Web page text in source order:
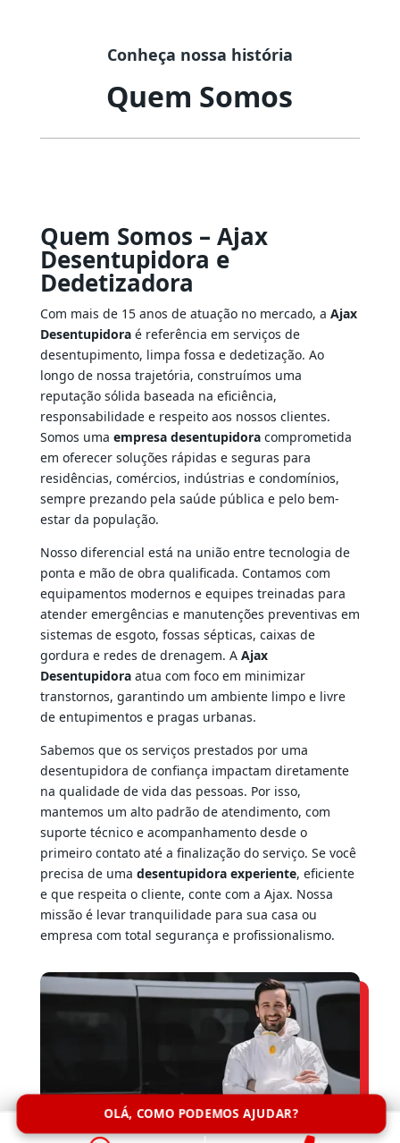
Quem Somos
Conheça nossa história
Quem Somos – Ajax
Desentupidora e
Dedetizadora
Com mais de 15 anos de atuação no mercado, a Ajax
Desentupidoraé referência em serviços de
desentupimento, limpa fossa e dedetização. Ao
longo de nossa trajetória, construímos uma
reputação sólida baseada na eficiência,
responsabilidade e respeito aos nossos clientes.
Somos uma empresa desentupidoracomprometida
em oferecer soluções rápidas e seguras para
residências, comércios, indústrias e condomínios,
sempre prezando pela saúde pública e pelo bem-
estar da população.
Nosso diferencial está na união entre tecnologia de
ponta e mão de obra qualificada. Contamos com
equipamentos modernos e equipes treinadas para
atender emergências e manutenções preventivas em
sistemas de esgoto, fossas sépticas, caixas de
gordura e redes de drenagem. A Ajax
Desentupidoraatua com foco em minimizar
transtornos, garantindo um ambiente limpo e livre
de entupimentos e pragas urbanas.
Sabemos que os serviços prestados por uma
desentupidora de confiança impactam diretamente
na qualidade de vida das pessoas. Por isso,
mantemos um alto padrão de atendimento, com
suporte técnico e acompanhamento desde o
primeiro contato até a finalização do serviço. Se você
precisa de uma desentupidora experiente, eficiente
e que respeita o cliente, conte com a Ajax. Nossa
missão é levar tranquilidade para sua casa ou
empresa com total segurança e profissionalismo.
OLÁ, COMO PODEMOS AJUDAR?